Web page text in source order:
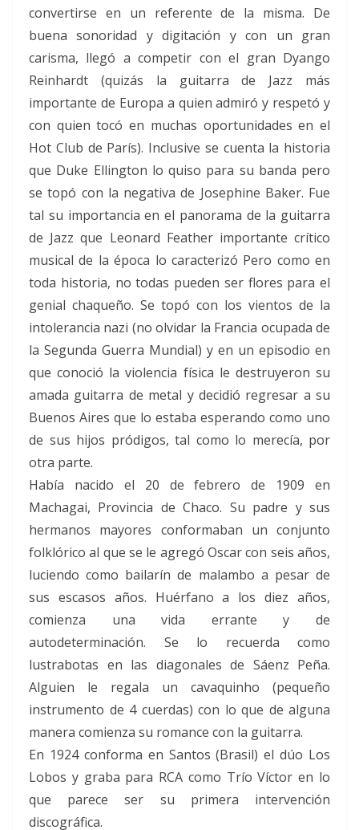
convertirse en un referente de la misma. De
buena sonoridad y digitación y con un gran
carisma, llegó a competir con el gran Dyango
Reinhardt (quizás la guitarra de Jazz más
importante de Europa a quien admiró y respetó y
con quien tocó en muchas oportunidades en el
Hot Club de París). Inclusive se cuenta la historia
que Duke Ellington lo quiso para su banda pero
se topó con la negativa de Josephine Baker. Fue
tal su importancia en el panorama de la guitarra
de Jazz que Leonard Feather importante crítico
musical de la época lo caracterizó Pero como en
toda historia, no todas pueden ser flores para el
genial chaqueño. Se topó con los vientos de la
intolerancia nazi (no olvidar la Francia ocupada de
la Segunda Guerra Mundial) y en un episodio en
que conoció la violencia física le destruyeron su
amada guitarra de metal y decidió regresar a su
Buenos Aires que lo estaba esperando como uno
de sus hijos pródigos, tal como lo merecía, por
otra parte.
Había nacido el 20 de febrero de 1909 en
Machagai, Provincia de Chaco. Su padre y sus
hermanos mayores conformaban un conjunto
folklórico al que se le agregó Oscar con seis años,
luciendo como bailarín de malambo a pesar de
sus escasos años. Huérfano a los diez años,
comienza una vida errante y de
autodeterminación. Se lo recuerda como
lustrabotas en las diagonales de Sáenz Peña.
Alguien le regala un cavaquinho (pequeño
instrumento de 4 cuerdas) con lo que de alguna
manera comienza su romance con la guitarra.
En 1924 conforma en Santos (Brasil) el dúo Los
Lobos y graba para RCA como Trío Víctor en lo
que parece ser su primera intervención
discográfica.